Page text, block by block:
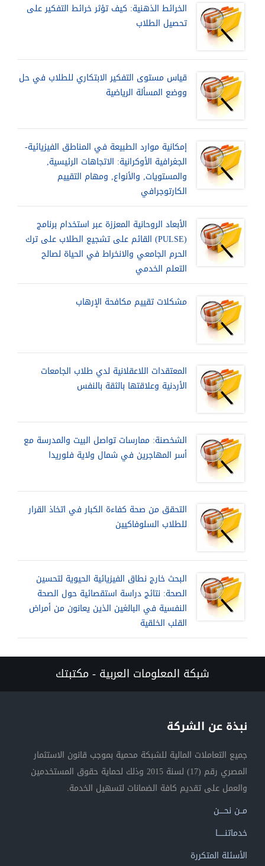
الخرائط الذهنية: كيف تؤثر خرائط التفكير على
تحصيل الطلاب
قياس مستوى التفكير الابتكاري للطلاب في حل
ووضع المسألة الرياضية
إمكانية موارد الطبيعة في المناطق الفيزيائية-
الجغرافية الأوكرانية: الاتجاهات الرئيسية,
والمستويات, والأنواع, ومهام التقييم
الكارتوجرافي
الأبعاد الروحانية المعززة عبر استخدام برنامج
(PULSE) القائم على تشجيع الطلاب على ترك
الحرم الجامعي والانخراط في الحياة لصالح
التعلم الخدمي
مشكلات تقييم مكافحة الإرهاب
المعتقدات اللاعقلانية لدي طلاب الجامعات
الأردنية وعلاقتها بالثقة بالنفس
الشخصنة: ممارسات تواصل البيت والمدرسة مع
أسر المهاجرين في شمال ولاية فلوريدا
التحقق من صحة كفاءة الكبار في اتخاذ القرار
للطلاب السلوفاكيين
البحث خارج نطاق الفيزيائية الحيوية لتحسين
الصحة: نتائج دراسة استقصائية حول الصحة
النفسية في البالغين الذين يعانون من أمراض
القلب الخلقية
شبكة المعلومات العربية - مكتبتك
نبذة عن الشركة
جميع التعاملات المالية للشبكة محمية بموجب قانون الاستثمار
المصري رقم (17) لسنة 2015 وذلك لحماية حقوق المستخدمين
والعمل على تقديم كافة الضمانات لتسهيل الخدمة.
مــن نحــــن
خدماتنــــــا
الأسئلة المتكررة